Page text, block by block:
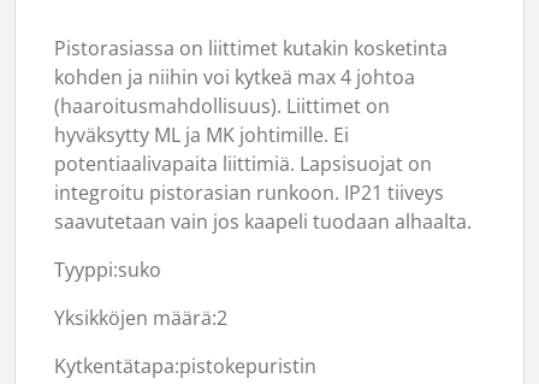
Pistorasiassa on liittimet kutakin kosketinta
kohden ja niihin voi kytkeä max 4 johtoa
(haaroitusmahdollisuus). Liittimet on
hyväksytty ML ja MK johtimille. Ei
potentiaalivapaita liittimiä. Lapsisuojat on
integroitu pistorasian runkoon. IP21 tiiveys
saavutetaan vain jos kaapeli tuodaan alhaalta.
Tyyppi:suko
Yksikköjen määrä:2
Kytkentätapa:pistokepuristin